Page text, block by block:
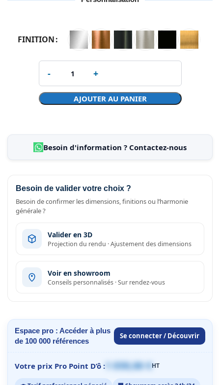
FINITION
AJOUTER AU PANIER
Besoin d'information ? Contactez-nous
Besoin de valider votre choix ?
Besoin de confirmer les dimensions, finitions ou l’harmonie
générale ?
Valider en 3D
Projection du rendu · Ajustement des dimensions
Voir en showroom
Conseils personnalisés · Sur rendez-vous
Espace pro : Accéder à plus
de 100 000 références
Se connecter / Découvrir
Votre prix Pro Point D’ô : 1 059,00 €HT